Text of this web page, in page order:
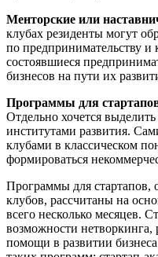
Менторские или
клубах резиденты могут
по предпринимательству
состоявшиеся
бизнесов на пути их
Программы для
Отдельно хочется
институтами развития.
клубами в классическом
формироваться
Программы для стартапов,
клубов, рассчитаны на
всего несколько месяцев.
возможности нетворкинга,
помощи в развитии